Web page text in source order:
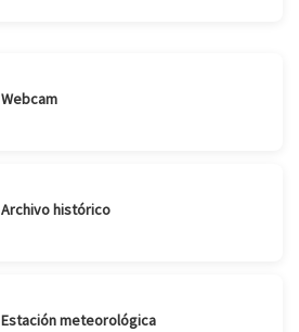
Webcam
Archivo histórico
Estación meteorológica